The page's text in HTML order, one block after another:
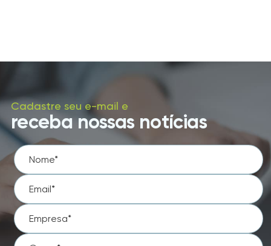
Cadastre seu e-mail e
receba nossas notícias